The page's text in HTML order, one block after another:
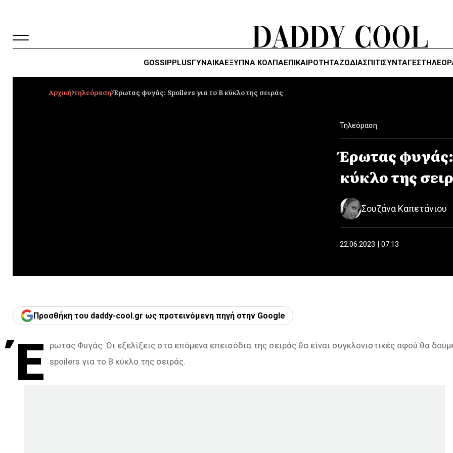
GOSSIPPLUSΓΥΝΑΙΚΑΈΞΥΠΝΑ ΚΌΛΠΑΕΠΙΚΑΙΡΟΤΗΤΑΖΏΔΙΑΣΠΙΤΙΣΥΝΤΑΓΕΣ
Αρχική τηλεόραση Έρωτας φυγάς: Spoilers για το Β κύκλο της σειράς
Τηλεόραση
Έρωτας
κύκλο της
Σουζάνα Καπετάνιου
22.06.2023 | 07:13
Προσθήκη του daddy-cool.gr ως προτεινόμενη πηγή στην Google
Έ
ρωτας Φυγάς: Οι εξελίξεις στα επόμενα επεισόδια της σειράς θα είναι συγκλονιστικές αφού θα
spoilers για το Β κύκλο της σειράς.